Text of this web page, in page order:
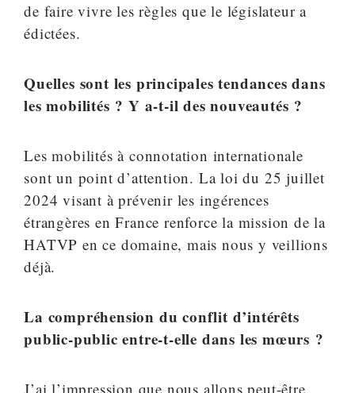
de faire vivre les règles que le législateur a
édictées.
Quelles sont les principales tendances dans
les mobilités ? Y a-t-il des nouveautés ?
Les mobilités à connotation internationale
sont un point d’attention. La loi du 25 juillet
2024 visant à prévenir les ingérences
étrangères en France renforce la mission de la
HATVP en ce domaine, mais nous y veillions
déjà.
La compréhension du conflit d’intérêts
public-public entre-t-elle dans les mœurs ?
J’ai l’impression que nous allons peut-être